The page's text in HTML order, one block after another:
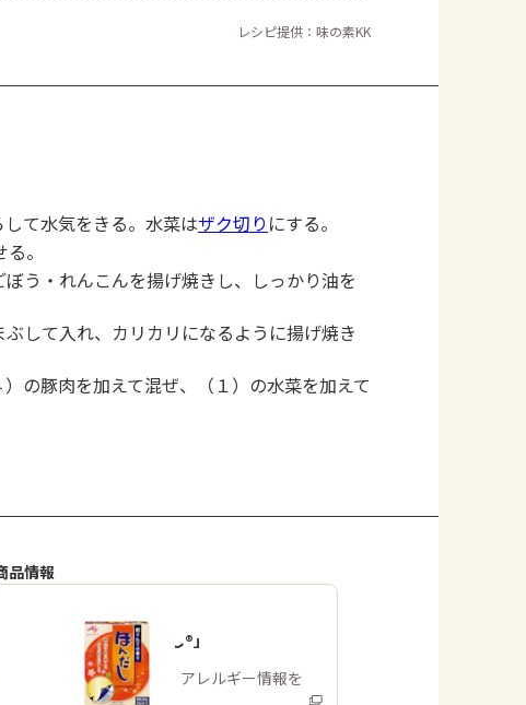
レシピ提供：味の素KK
て水気をきる。水菜はザク切り にする。
。
う・れんこんを揚げ焼きし、しっかり油を
して入れ、カリカリになるように揚げ焼き
の豚肉を加えて混ぜ、（１）の水菜を加えて
品情報
「ほんだし®」
商品・アレルギー情報を
みる